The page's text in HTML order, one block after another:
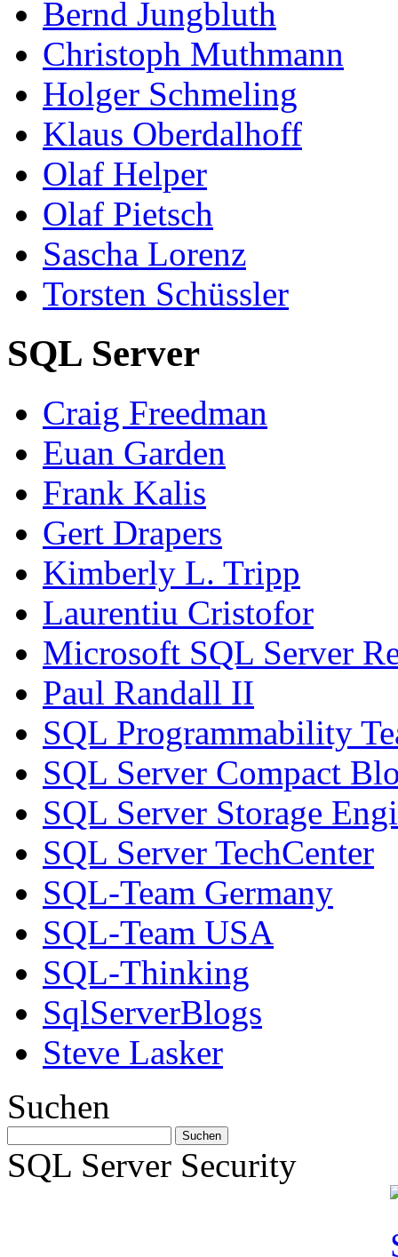
Bernd Jungbluth
Christoph Muthmann
Holger Schmeling
Klaus Oberdalhoff
Olaf Helper
Olaf Pietsch
Sascha Lorenz
Torsten Schüssler
SQL Server
Craig Freedman
Euan Garden
Frank Kalis
Gert Drapers
Kimberly L. Tripp
Laurentiu Cristofor
Microsoft SQL Server
Paul Randall II
SQL Programmability
SQL Server Compact
SQL Server Storage
SQL Server TechCenter
SQL-Team Germany
SQL-Team USA
SQL-Thinking
SqlServerBlogs
Steve Lasker
Suchen
SQL Server Security